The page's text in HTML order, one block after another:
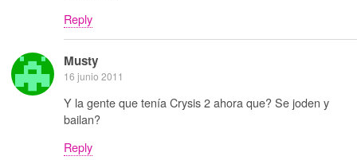
Reply
Musty
16 junio 2011
Y la gente que tenía Crysis 2 ahora que? Se joden y
bailan?
Reply